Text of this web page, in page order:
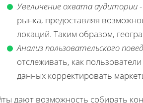
Увеличение охвата аудитории
рынка, предоставляя
локаций. Таким образом,
Анализ пользовательского
отслеживать, как
данных корректировать
дают возможность собирать